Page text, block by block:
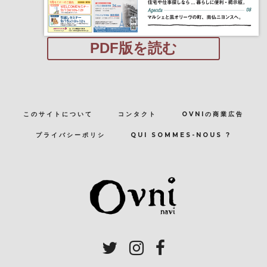
PDF版を読む
このサイトについて コンタクト OVNIの商業広告
プライバシーポリシ QUI SOMMES-NOUS ?